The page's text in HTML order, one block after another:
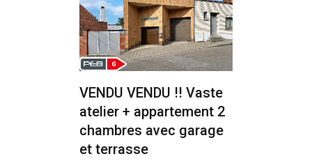
VENDU VENDU !! Vaste
atelier + appartement 2
chambres avec garage
et terrasse